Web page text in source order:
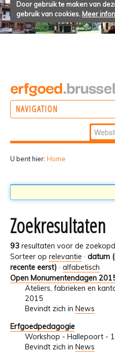
Door gebruik te maken van
gebruik van cookies. Meer
NAVIGATION
Zoek
U bent hier: Home
Zoekresultaten
93 resultaten voor de
Sorteer op relevantie · datum
recente eerst) · alfabetisch
Open Monumentendagen
Ateliers, fabrieken en
2015
Bevindt zich in News
Erfgoedpedagogie
Workshop - Hallepoort -
Bevindt zich in News